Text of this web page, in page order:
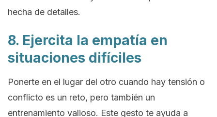
hecha de detalles.
8. Ejercita la empatía en
situaciones difíciles
Ponerte en el lugar del otro cuando hay tensión o
conflicto es un reto, pero también un
entrenamiento valioso. Este gesto te ayuda a